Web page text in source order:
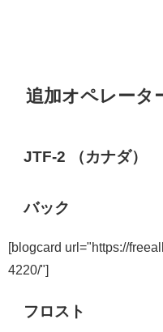
追加オペレータ
JTF-2 （カナダ）
バック
[blogcard url="https://
4220/"]
フロスト